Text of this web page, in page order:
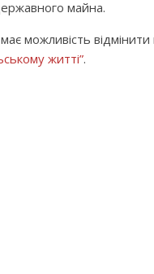
майна.
можливість
житті”.